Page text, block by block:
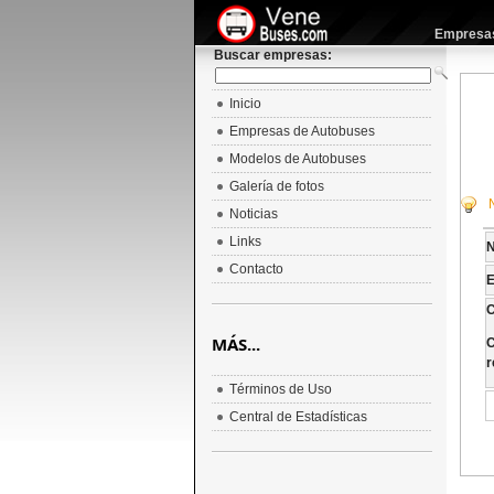
Buscar empresas:
Inicio
Empresas de Autobuses
Modelos de Autobuses
Galería de fotos
Noticias
Links
Contacto
MÁS...
Términos de Uso
Central de Estadísticas